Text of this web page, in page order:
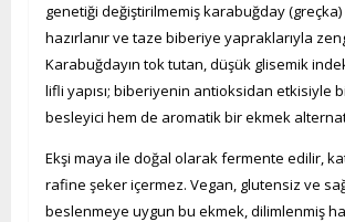
genetiği değiştirilmemiş karabuğday
hazırlanır ve taze biberiye yapraklarıyla
Karabuğdayın tok tutan, düşük glisemik
lifli yapısı; biberiyenin antioksidan etkisiyle
besleyici hem de aromatik bir ekmek
Ekşi maya ile doğal olarak fermente edilir,
rafine şeker içermez. Vegan, glutensiz ve
beslenmeye uygun bu ekmek, dilimlenmiş